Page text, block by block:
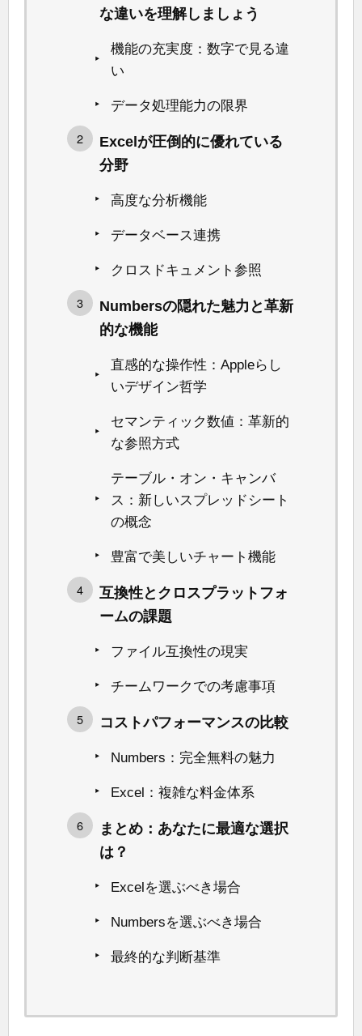
な違いを理解しましょう
機能の充実度：数字で見る違
い
データ処理能力の限界
Excelが圧倒的に優れている
分野
高度な分析機能
データベース連携
クロスドキュメント参照
Numbersの隠れた魅力と革新
的な機能
直感的な操作性：Appleらし
いデザイン哲学
セマンティック数値：革新的
な参照方式
テーブル・オン・キャンバ
ス：新しいスプレッドシート
の概念
豊富で美しいチャート機能
互換性とクロスプラットフォ
ームの課題
ファイル互換性の現実
チームワークでの考慮事項
コストパフォーマンスの比較
Numbers：完全無料の魅力
Excel：複雑な料金体系
まとめ：あなたに最適な選択
は？
Excelを選ぶべき場合
Numbersを選ぶべき場合
最終的な判断基準